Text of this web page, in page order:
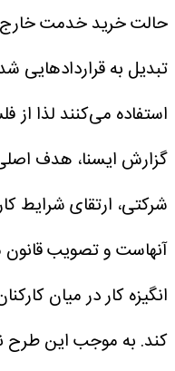
حالت خرید خدمت
تبدیل به قراردادهایی
استفاده می‌کنند لذا
گزارش ایسنا، هدف
شرکتی، ارتقای شرایط
آنهاست و تصویب قانون
انگیزه کار در میان
کند. به موجب این طرح